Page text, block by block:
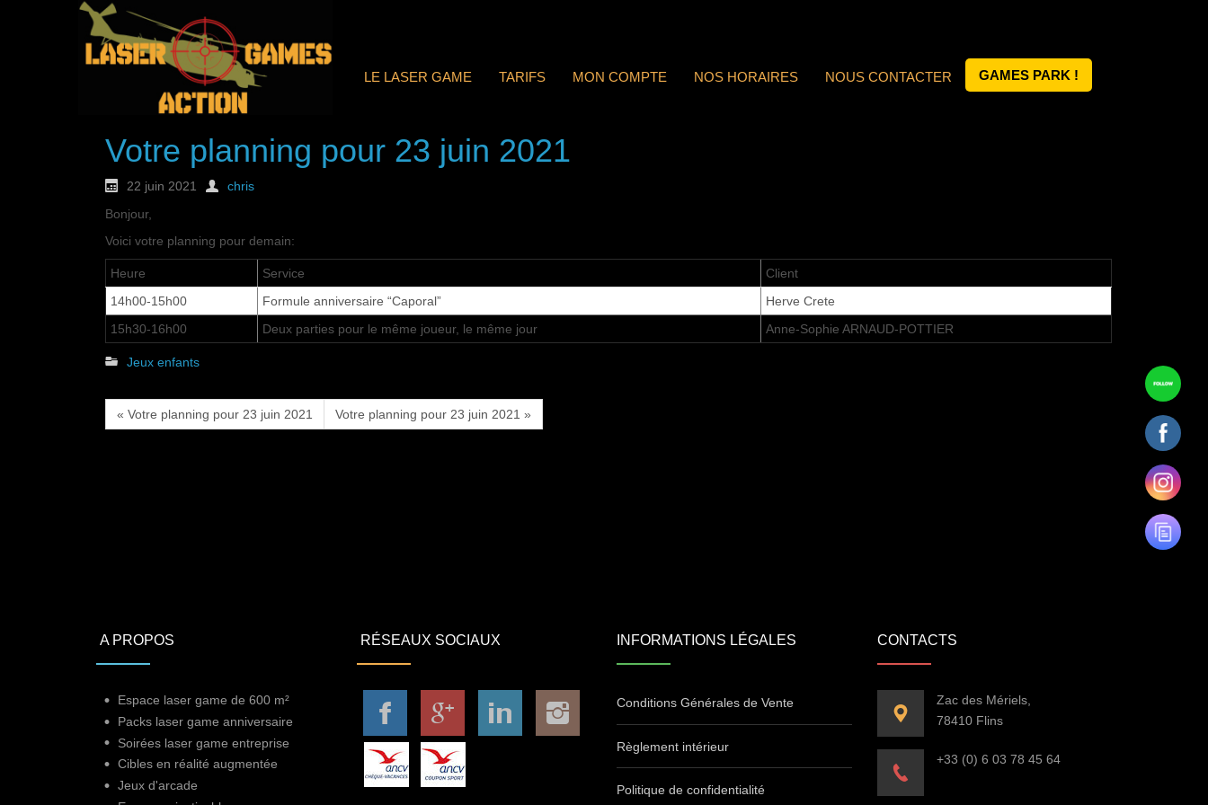
LE LASER GAME TARIFS MON COMPTE NOS HORAIRES NOUS CONTACTER GAMES PARK !
Votre planning pour 23 juin 2021
22 juin 2021
chris
Bonjour,
Voici votre planning pour demain:
Heure Service
Client
14h00-15h00
Formule anniversaire “Caporal”
Herve Crete
15h30-16h00
Deux parties pour le même joueur, le même jour Anne-Sophie ARNAUD-POTTIER
Jeux enfants
« Votre planning pour 23 juin 2021 Votre planning pour 23 juin 2021 »
A PROPOS
Espace laser game de 600 m²
Packs laser game anniversaire
Soirées laser game entreprise
Cibles en réalité augmentée
Jeux d'arcade
RÉSEAUX SOCIAUX INFORMATIONS LÉGALES
Conditions Générales de Vente
Règlement intérieur
Politique de confidentialité
CONTACTS
Zac des Mériels,
78410 Flins
+33 (0) 6 03 78 45 64